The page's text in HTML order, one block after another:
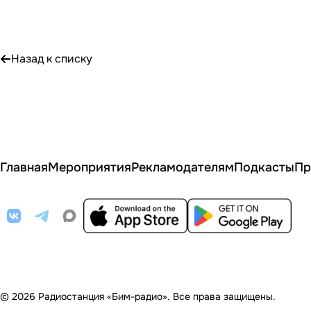
Назад к списку
ГлавнаяМероприятияРекламодателямПодкасты
© 2026 Радиостанция «Бим-радио». Все права защищены.